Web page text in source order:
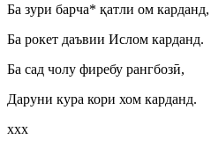
Ба зури барча* қатли ом карданд,
Ба рокет даъвии Ислом карданд.
Ба сад чолу фиребу рангбозӣ,
Даруни кура кори хом карданд.
ххх